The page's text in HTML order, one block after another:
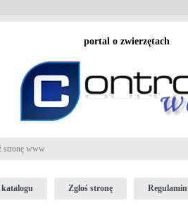
portal o zwierzętach
katalogu Zgłoś stronę Regulamin